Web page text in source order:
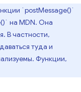
`postMessage()`
на MDN. Она
В частности,
туда и
Функции,